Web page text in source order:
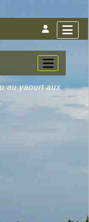
au yaourt aux